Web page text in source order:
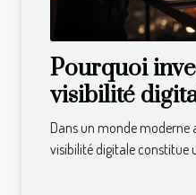
Pourquoi
visibilité
entreprise ?
Dans un monde moderne
visibilité digitale constitue